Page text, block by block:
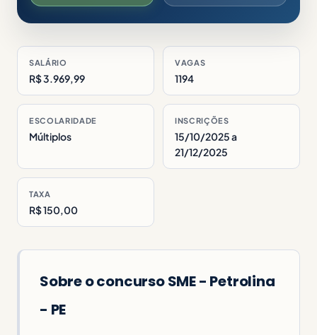
SALÁRIO
R$ 3.969,99
VAGAS
1194
ESCOLARIDADE
Múltiplos
INSCRIÇÕES
15/10/2025 a
21/12/2025
TAXA
R$ 150,00
Sobre o concurso SME - Petrolina
- PE